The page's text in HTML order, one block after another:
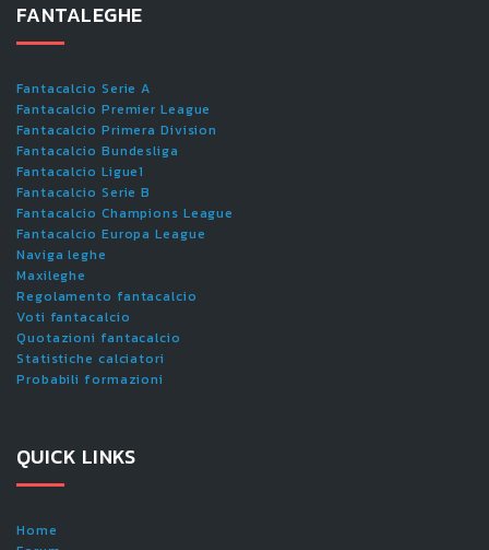
FANTALEGHE
Fantacalcio Serie A
Fantacalcio Premier League
Fantacalcio Primera Division
Fantacalcio Bundesliga
Fantacalcio Ligue1
Fantacalcio Serie B
Fantacalcio Champions League
Fantacalcio Europa League
Naviga leghe
Maxileghe
Regolamento fantacalcio
Voti fantacalcio
Quotazioni fantacalcio
Statistiche calciatori
Probabili formazioni
QUICK LINKS
Home